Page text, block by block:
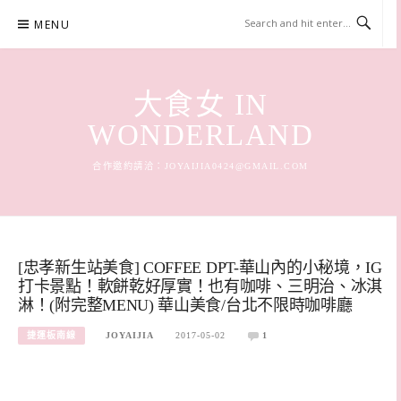
content
MENU
大食女 IN
WONDERLAND
合作邀約請洽： JOYAIJIA0424@GMAIL.COM
[忠孝新生站美食] COFFEE DPT-華山內的小秘境，IG
打卡景點！軟餅乾好厚實！也有咖啡、三明治、冰淇
淋！(附完整MENU) 華山美食/台北不限時咖啡廳
捷運板南線 JOYAIJIA 2017-05-02 1